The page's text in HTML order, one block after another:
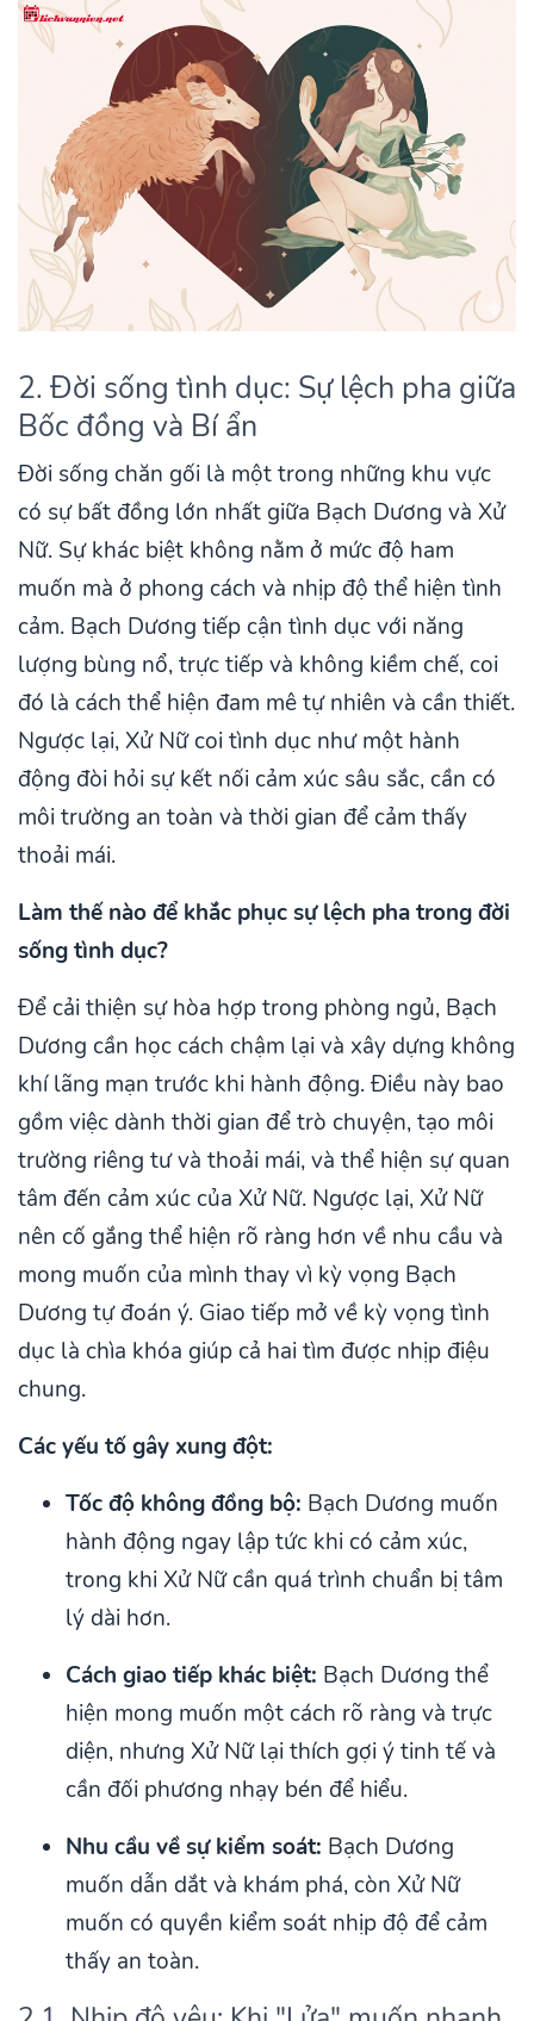
2. Đời sống tình dục: Sự lệch pha giữa
Bốc đồng và Bí ẩn
Đời sống chăn gối là một trong những khu vực
có sự bất đồng lớn nhất giữa Bạch Dương và Xử
Nữ. Sự khác biệt không nằm ở mức độ ham
muốn mà ở phong cách và nhịp độ thể hiện tình
cảm. Bạch Dương tiếp cận tình dục với năng
lượng bùng nổ, trực tiếp và không kiềm chế, coi
đó là cách thể hiện đam mê tự nhiên và cần thiết.
Ngược lại, Xử Nữ coi tình dục như một hành
động đòi hỏi sự kết nối cảm xúc sâu sắc, cần có
môi trường an toàn và thời gian để cảm thấy
thoải mái.
Làm thế nào để khắc phục sự lệch pha trong đời
sống tình dục?
Để cải thiện sự hòa hợp trong phòng ngủ, Bạch
Dương cần học cách chậm lại và xây dựng không
khí lãng mạn trước khi hành động. Điều này bao
gồm việc dành thời gian để trò chuyện, tạo môi
trường riêng tư và thoải mái, và thể hiện sự quan
tâm đến cảm xúc của Xử Nữ. Ngược lại, Xử Nữ
nên cố gắng thể hiện rõ ràng hơn về nhu cầu và
mong muốn của mình thay vì kỳ vọng Bạch
Dương tự đoán ý. Giao tiếp mở về kỳ vọng tình
dục là chìa khóa giúp cả hai tìm được nhịp điệu
chung.
Các yếu tố gây xung đột:
Tốc độ không đồng bộ: Bạch Dương muốn
hành động ngay lập tức khi có cảm xúc,
trong khi Xử Nữ cần quá trình chuẩn bị tâm
lý dài hơn.
Cách giao tiếp khác biệt: Bạch Dương thể
hiện mong muốn một cách rõ ràng và trực
diện, nhưng Xử Nữ lại thích gợi ý tinh tế và
cần đối phương nhạy bén để hiểu.
Nhu cầu về sự kiểm soát: Bạch Dương
muốn dẫn dắt và khám phá, còn Xử Nữ
muốn có quyền kiểm soát nhịp độ để cảm
thấy an toàn.